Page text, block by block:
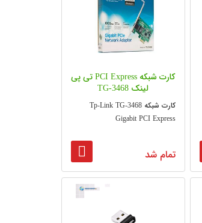
کارت شبکه PCI Express تی پی
لینک TG-3468
کارت شبکه Tp-Link TG-3468
Gigabit PCI Express
تمام شد